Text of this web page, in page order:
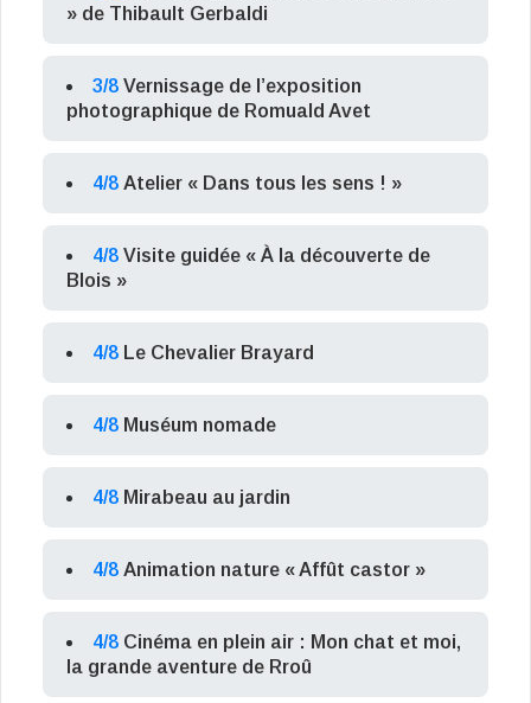
» de Thibault Gerbaldi
3/8 Vernissage de l’exposition
photographique de Romuald Avet
4/8 Atelier « Dans tous les sens ! »
4/8 Visite guidée « À la découverte de
Blois »
4/8 Le Chevalier Brayard
4/8 Muséum nomade
4/8 Mirabeau au jardin
4/8 Animation nature « Affût castor »
4/8 Cinéma en plein air : Mon chat et moi,
la grande aventure de Rroû